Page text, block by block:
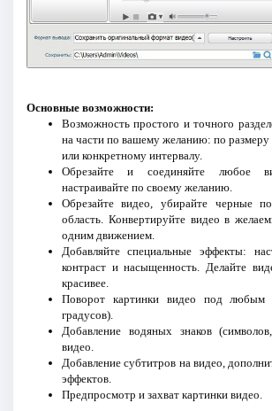
Основные возможности:
Возможность простого и точного
на части по вашему желанию: по размеру
или конкретному интервалу.
Обрезайте и соединяйте любое
настраивайте по своему желанию.
Обрезайте видео, убирайте черные
область. Конвертируйте видео в
одним движением.
Добавляйте специальные эффекты:
контраст и насыщенность. Делайте
красивее.
Поворот картинки видео под любым
градусов).
Добавление водяных знаков
видео.
Добавление субтитров на видео,
эффектов.
Предпросмотр и захват картинки видео.